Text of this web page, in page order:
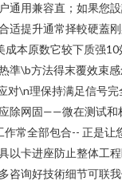
通用兼容直；如果您
适提升通常择較硬蓋
本原数它较下质强10
準\b方法得末覆效束
对\n理保持满足信号完
除网固——微在测试和
常全部包合-- 正是让
以卡进座防止整体工
咨询好技術细节可联